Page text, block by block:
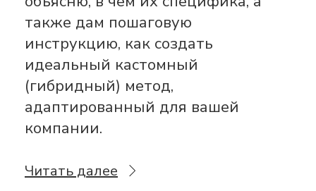
также дам пошаговую
инструкцию, как создать
идеальный кастомный
(гибридный) метод,
адаптированный для вашей
компании.
Читать далее